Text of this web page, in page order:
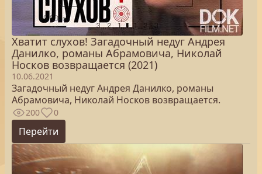
Хватит слухов! Загадочный недуг Андрея
Данилко, романы Абрамовича, Николай
Носков возвращается (2021)
10.06.2021
Загадочный недуг Андрея Данилко, романы
Абрамовича, Николай Носков возвращается.
200 0
Перейти